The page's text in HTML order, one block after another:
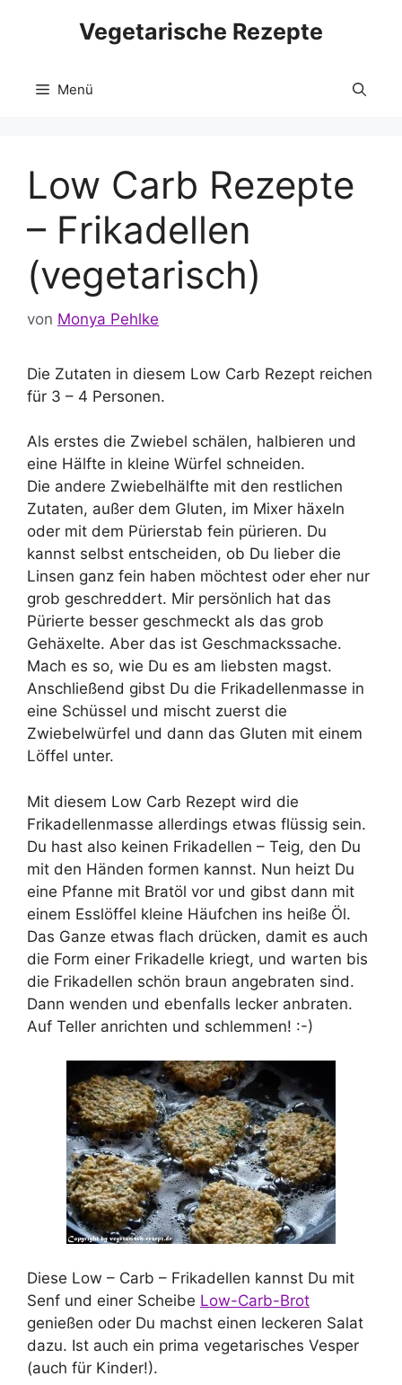
Vegetarische Rezepte
Menü
Low Carb Rezepte
– Frikadellen
(vegetarisch)
von Monya Pehlke
Die Zutaten in diesem Low Carb Rezept reichen
für 3 – 4 Personen.
Als erstes die Zwiebel schälen, halbieren und
eine Hälfte in kleine Würfel schneiden.
Die andere Zwiebelhälfte mit den restlichen
Zutaten, außer dem Gluten, im Mixer häxeln
oder mit dem Pürierstab fein pürieren. Du
kannst selbst entscheiden, ob Du lieber die
Linsen ganz fein haben möchtest oder eher nur
grob geschreddert. Mir persönlich hat das
Pürierte besser geschmeckt als das grob
Gehäxelte. Aber das ist Geschmackssache.
Mach es so, wie Du es am liebsten magst.
Anschließend gibst Du die Frikadellenmasse in
eine Schüssel und mischt zuerst die
Zwiebelwürfel und dann das Gluten mit einem
Löffel unter.
Mit diesem Low Carb Rezept wird die
Frikadellenmasse allerdings etwas flüssig sein.
Du hast also keinen Frikadellen – Teig, den Du
mit den Händen formen kannst. Nun heizt Du
eine Pfanne mit Bratöl vor und gibst dann mit
einem Esslöffel kleine Häufchen ins heiße Öl.
Das Ganze etwas flach drücken, damit es auch
die Form einer Frikadelle kriegt, und warten bis
die Frikadellen schön braun angebraten sind.
Dann wenden und ebenfalls lecker anbraten.
Auf Teller anrichten und schlemmen! :-)
Diese Low – Carb – Frikadellen kannst Du mit
Senf und einer Scheibe Low-Carb-Brot
genießen oder Du machst einen leckeren Salat
dazu. Ist auch ein prima vegetarisches Vesper
(auch für Kinder!).